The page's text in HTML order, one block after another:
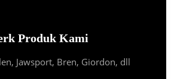
Produk Kami
Jawsport, Bren, Giordon, dll